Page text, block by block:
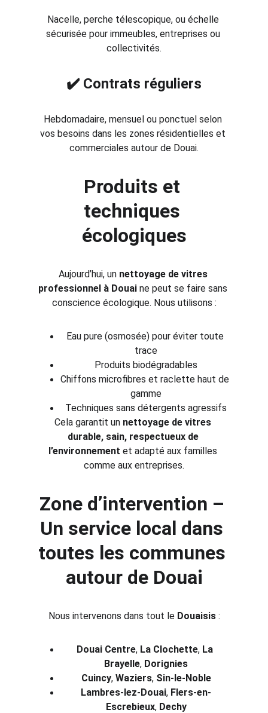
Nacelle, perche télescopique, ou échelle
sécurisée pour immeubles, entreprises ou
collectivités.
✔️ Contrats réguliers
Hebdomadaire, mensuel ou ponctuel selon
vos besoins dans les zones résidentielles et
commerciales autour de Douai.
Produits et
techniques
écologiques
Aujourd’hui, un nettoyage de vitres
professionnel à Douai ne peut se faire sans
conscience écologique. Nous utilisons :
Eau pure (osmosée) pour éviter toute
trace
Produits biodégradables
Chiffons microfibres et raclette haut de
gamme
Techniques sans détergents agressifs
Cela garantit un nettoyage de vitres
durable, sain, respectueux de
l’environnement et adapté aux familles
comme aux entreprises.
Zone d’intervention –
Un service local dans
toutes les communes
autour de Douai
Nous intervenons dans tout le Douaisis :
Douai Centre, La Clochette, La
Brayelle, Dorignies
Cuincy, Waziers, Sin-le-Noble
Lambres-lez-Douai, Flers-en-
Escrebieux, Dechy